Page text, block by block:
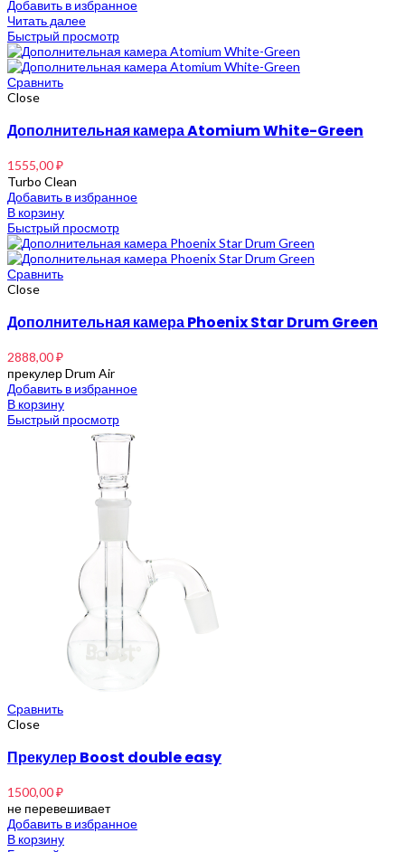
Добавить в избранное
Читать далее
Быстрый просмотр
Сравнить
Close
Дополнительная камера Atomium White-Green
1555,00₽
Turbo Clean
Добавить в избранное
В корзину
Быстрый просмотр
Сравнить
Close
Дополнительная камера Phoenix Star Drum Green
2888,00₽
прекулер Drum Air
Добавить в избранное
В корзину
Быстрый просмотр
Сравнить
Close
Прекулер Boost double easy
1500,00₽
не перевешивает
Добавить в избранное
В корзину